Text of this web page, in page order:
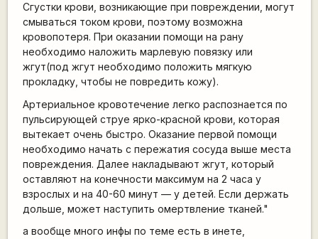
Сгустки крови, возникающие при повреждении, могут
смываться током крови, поэтому возможна
кровопотеря. При оказании помощи на рану
необходимо наложить марлевую повязку или
жгут(под жгут необходимо положить мягкую
прокладку, чтобы не повредить кожу).
Артериальное кровотечение легко распознается по
пульсирующей струе ярко-красной крови, которая
вытекает очень быстро. Оказание первой помощи
необходимо начать с пережатия сосуда выше места
повреждения. Далее накладывают жгут, который
оставляют на конечности максимум на 2 часа у
взрослых и на 40-60 минут — у детей. Если держать
дольше, может наступить омертвление тканей."
а вообще много инфы по теме есть в инете,